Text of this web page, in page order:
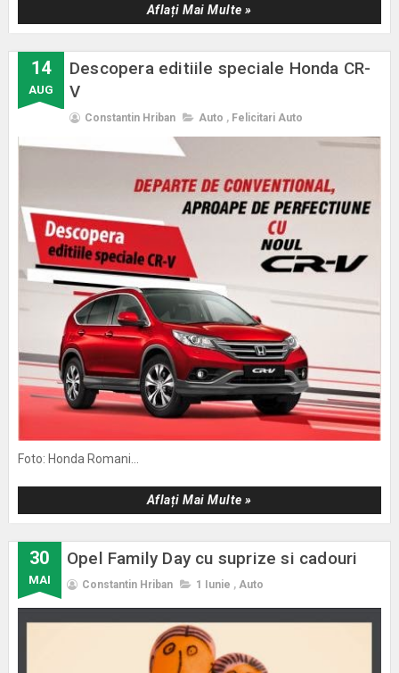
Aflați Mai Multe »
14
AUG
Descopera editiile speciale Honda CR-
V
Constantin Hriban Auto , Felicitari Auto
Foto: Honda Romani...
Aflați Mai Multe »
30
MAI
Opel Family Day cu suprize si cadouri
Constantin Hriban 1 Iunie , Auto